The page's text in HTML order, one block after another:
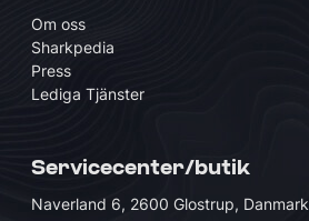
Om oss
Sharkpedia
Press
Lediga Tjänster
Servicecenter/butik
Naverland 6, 2600 Glostrup, Danmark